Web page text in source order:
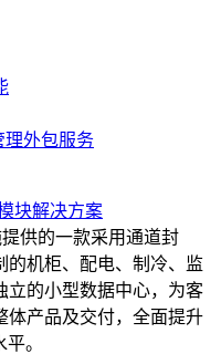
理外包服务
块解决方案
供的一款采用通道封
的机柜、配电、制冷、监
立的小型数据中心，为客
体产品及交付，全面提升
。